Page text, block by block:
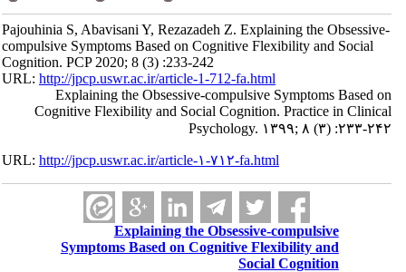
Pajouhinia S, Abavisani Y, Rezazadeh Z. Explaining the Obsessive-
compulsive Symptoms Based on Cognitive Flexibility and Social
Cognition. PCP 2020; 8 (3) :233-242
URL:http://jpcp.uswr.ac.ir/article-1-712-fa.html
Explaining the Obsessive-compulsive Symptoms Based on
Cognitive Flexibility and Social Cognition. Practice in Clinical
Psychology. ۱۳۹۹; ۸ (۳) :۲۳۳-۲۴۲
URL:http://jpcp.uswr.ac.ir/article-۱-۷۱۲-fa.html
Explaining the Obsessive-compulsive
Symptoms Based on Cognitive Flexibility and
Social Cognition